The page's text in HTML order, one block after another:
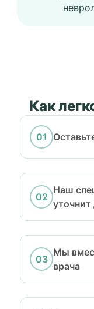
Как
Наш
уточнит
Мы
врача